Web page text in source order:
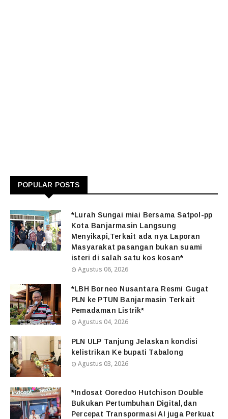
POPULAR POSTS
*Lurah Sungai miai Bersama Satpol-pp
Kota Banjarmasin Langsung
Menyikapi,Terkait ada nya Laporan
Masyarakat pasangan bukan suami
isteri di salah satu kos kosan*
Agustus 06, 2026
*LBH Borneo Nusantara Resmi Gugat
PLN ke PTUN Banjarmasin Terkait
Pemadaman Listrik*
Agustus 04, 2026
PLN ULP Tanjung Jelaskan kondisi
kelistrikan Ke bupati Tabalong
Agustus 03, 2026
*Indosat Ooredoo Hutchison Double
Bukukan Pertumbuhan Digital,dan
Percepat Transpormasi AI juga Perkuat